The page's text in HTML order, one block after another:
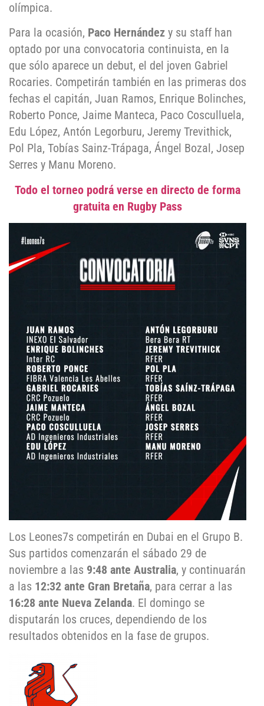
olímpica.
Para la ocasión, Paco Hernández y su staff han
optado por una convocatoria continuista, en la
que sólo aparece un debut, el del joven Gabriel
Rocaries. Competirán también en las primeras dos
fechas el capitán, Juan Ramos, Enrique Bolinches,
Roberto Ponce, Jaime Manteca, Paco Cosculluela,
Edu López, Antón Legorburu, Jeremy Trevithick,
Pol Pla, Tobías Sainz-Trápaga, Ángel Bozal, Josep
Serres y Manu Moreno.
Todo el torneo podrá verse en directo de forma
gratuita en Rugby Pass
Los Leones7s competirán en Dubai en el Grupo B.
Sus partidos comenzarán el sábado 29 de
noviembre a las 9:48 ante Australia, y continuarán
a las 12:32 ante Gran Bretaña, para cerrar a las
16:28 ante Nueva Zelanda. El domingo se
disputarán los cruces, dependiendo de los
resultados obtenidos en la fase de grupos.